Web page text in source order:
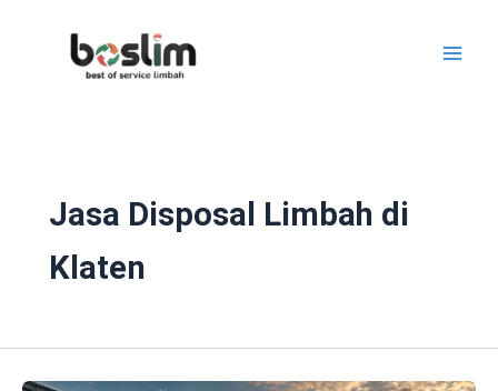
Jasa Disposal Limbah di
Klaten